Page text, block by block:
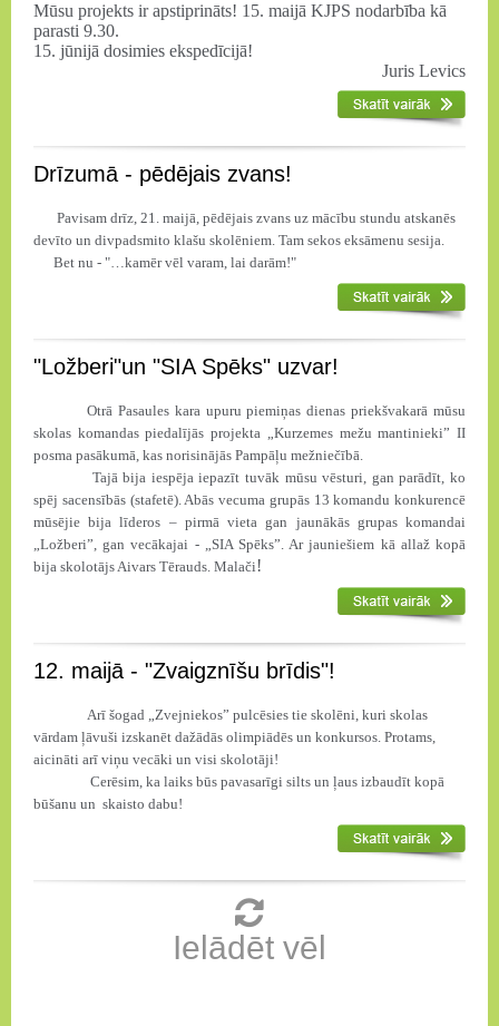
Mūsu projekts ir apstiprināts! 15. maijā KJPS nodarbība kā
parasti 9.30.
15. jūnijā dosimies ekspedīcijā!
Juris Levics
Drīzumā - pēdējais zvans!
Pavisam drīz, 21. maijā, pēdējais zvans uz mācību stundu atskanēs
devīto un divpadsmito klašu skolēniem. Tam sekos eksāmenu sesija.
Bet nu - "…kamēr vēl varam, lai darām!"
"Ložberi"un "SIA Spēks" uzvar!
Otrā Pasaules kara upuru piemiņas dienas priekšvakarā mūsu
skolas komandas piedalījās projekta „Kurzemes mežu mantinieki” II
posma pasākumā, kas norisinājās Pampāļu mežniečībā.
Tajā bija iespēja iepazīt tuvāk mūsu vēsturi, gan parādīt, ko
spēj sacensībās (stafetē). Abās vecuma grupās 13 komandu konkurencē
mūsējie bija līderos – pirmā vieta gan jaunākās grupas komandai
„Ložberi”, gan vecākajai - „SIA Spēks”. Ar jauniešiem kā allaž kopā
bija skolotājs Aivars Tērauds. Malači!
12. maijā - "Zvaigznīšu brīdis"!
Arī šogad „Zvejniekos” pulcēsies tie skolēni, kuri skolas
vārdam ļāvuši izskanēt dažādās olimpiādēs un konkursos. Protams,
aicināti arī viņu vecāki un visi skolotāji!
Cerēsim, ka laiks būs pavasarīgi silts un ļaus izbaudīt kopā
būšanu un skaisto dabu!
Ielādēt vēl